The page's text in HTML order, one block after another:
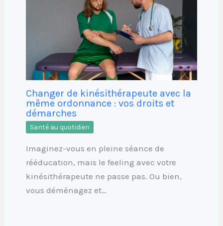
Changer de kinésithérapeute avec la
même ordonnance : vos droits et
démarches
Santé au quotidien
Imaginez-vous en pleine séance de
rééducation, mais le feeling avec votre
kinésithérapeute ne passe pas. Ou bien,
vous déménagez et…